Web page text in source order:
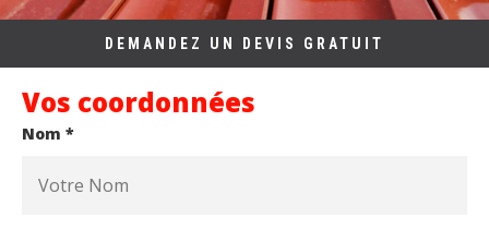
DEMANDEZ UN DEVIS GRATUIT
Vos coordonnées
Nom *